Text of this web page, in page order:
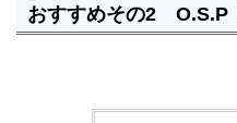
おすすめその2 O.S.P